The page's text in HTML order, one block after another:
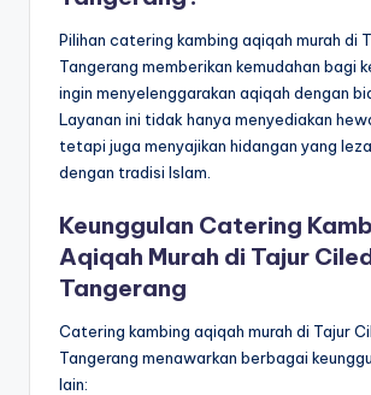
Pilihan catering kambing aqiqah murah di
Tangerang memberikan kemudahan bagi
ingin menyelenggarakan aqiqah dengan
Layanan ini tidak hanya menyediakan
tetapi juga menyajikan hidangan yang
dengan tradisi Islam.
Keunggulan Catering
Aqiqah Murah di Tajur
Tangerang
Catering kambing aqiqah murah di Tajur
Tangerang menawarkan berbagai
lain: